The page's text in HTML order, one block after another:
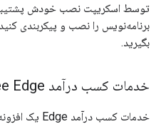
توسط اسکریپت نصب خودش
برنامه‌نویس را نصب و پیکربندی
بگیرید.
خدمات کسب درآمد Apigee Edge